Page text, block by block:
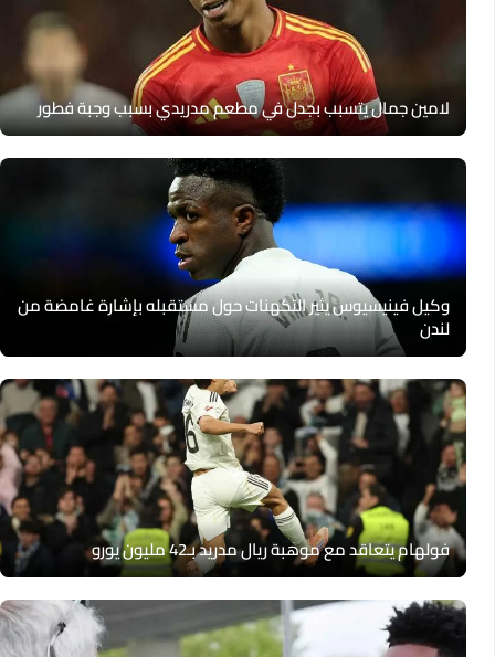
لامين جمال يتسبب بجدل في مطعم مدريدي بسبب وجبة فطور
وكيل فينيسيوس يثير التكهنات حول مستقبله بإشارة غامضة من
لندن
فولهام يتعاقد مع موهبة ريال مدريد بـ42 مليون يورو